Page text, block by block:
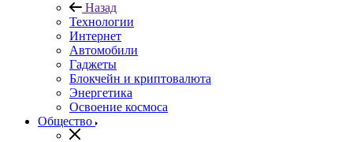
Назад
Технологии
Интернет
Автомобили
Гаджеты
Блокчейн и криптовалюта
Энергетика
Освоение космоса
Общество